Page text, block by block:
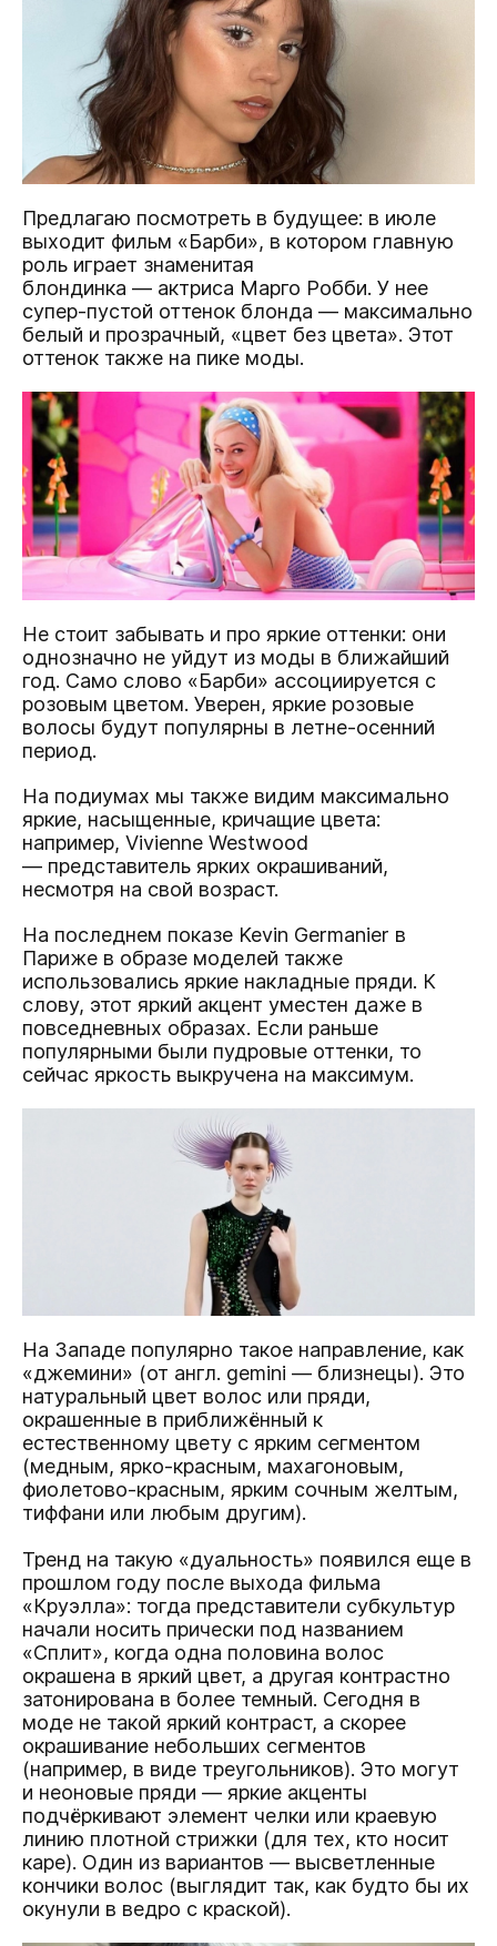
Предлагаю посмотреть в будущее: в июле
выходит фильм «Барби», в котором главную
роль играет знаменитая
блондинка — актриса Марго Робби. У нее
супер-пустой оттенок блонда — максимально
белый и прозрачный, «цвет без цвета». Этот
оттенок также на пике моды.
Не стоит забывать и про яркие оттенки: они
однозначно не уйдут из моды в ближайший
год. Само слово «Барби» ассоциируется с
розовым цветом. Уверен, яркие розовые
волосы будут популярны в летне-осенний
период.
На подиумах мы также видим максимально
яркие, насыщенные, кричащие цвета:
например, Vivienne Westwood
— представитель ярких окрашиваний,
несмотря на свой возраст.
На последнем показе Kevin Germanier в
Париже в образе моделей также
использовались яркие накладные пряди. К
слову, этот яркий акцент уместен даже в
повседневных образах. Если раньше
популярными были пудровые оттенки, то
сейчас яркость выкручена на максимум.
На Западе популярно такое направление, как
«джемини» (от англ. gemini — близнецы). Это
натуральный цвет волос или пряди,
окрашенные в приближённый к
естественному цвету с ярким сегментом
(медным, ярко-красным, махагоновым,
фиолетово-красным, ярким сочным желтым,
тиффани или любым другим).
Тренд на такую «дуальность» появился еще в
прошлом году после выхода фильма
«Круэлла»: тогда представители субкультур
начали носить прически под названием
«Сплит», когда одна половина волос
окрашена в яркий цвет, а другая контрастно
затонирована в более темный. Сегодня в
моде не такой яркий контраст, а скорее
окрашивание небольших сегментов
(например, в виде треугольников). Это могут
и неоновые пряди — яркие акценты
подчёркивают элемент челки или краевую
линию плотной стрижки (для тех, кто носит
каре). Один из вариантов — высветленные
кончики волос (выглядит так, как будто бы их
окунули в ведро с краской).